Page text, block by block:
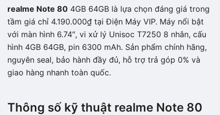
realme Note 80 4GB 64GB là lựa chọn đáng giá trong
tầm giá chỉ 4.190.000₫ tại Điện Máy VIP. Máy nổi bật
với màn hình 6.74″, vi xử lý Unisoc T7250 8 nhân, cấu
hình 4GB 64GB, pin 6300 mAh. Sản phẩm chính hãng,
nguyên seal, bảo hành đầy đủ, hỗ trợ trả góp 0% và
giao hàng nhanh toàn quốc.
Thông số kỹ thuật realme Note 80